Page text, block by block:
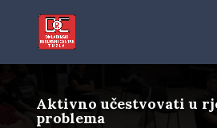
Aktivno učestvovati u
problema